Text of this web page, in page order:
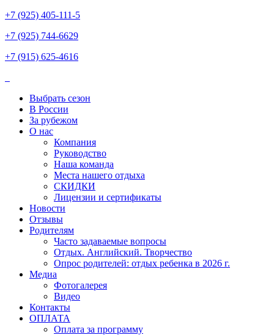
+7 (925) 405-111-5
+7 (925) 744-6629
+7 (915) 625-4616
Выбрать сезон
В России
За рубежом
О нас
Компания
Руководство
Наша команда
Места нашего отдыха
СКИДКИ
Лицензии и сертификаты
Новости
Отзывы
Родителям
Часто задаваемые вопросы
Отдых. Английский. Творчество
Опрос родителей: отдых ребенка в 2026 г.
Медиа
Фотогалерея
Видео
Контакты
ОПЛАТА
Оплата за программу